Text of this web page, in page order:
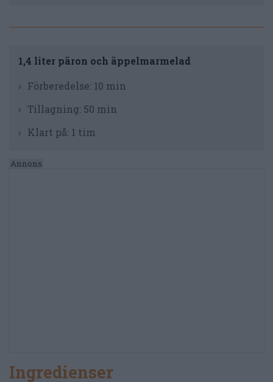
1,4 liter päron och äppelmarmelad
Förberedelse: 10 min
Tillagning: 50 min
Klart på: 1 tim
Ingredienser